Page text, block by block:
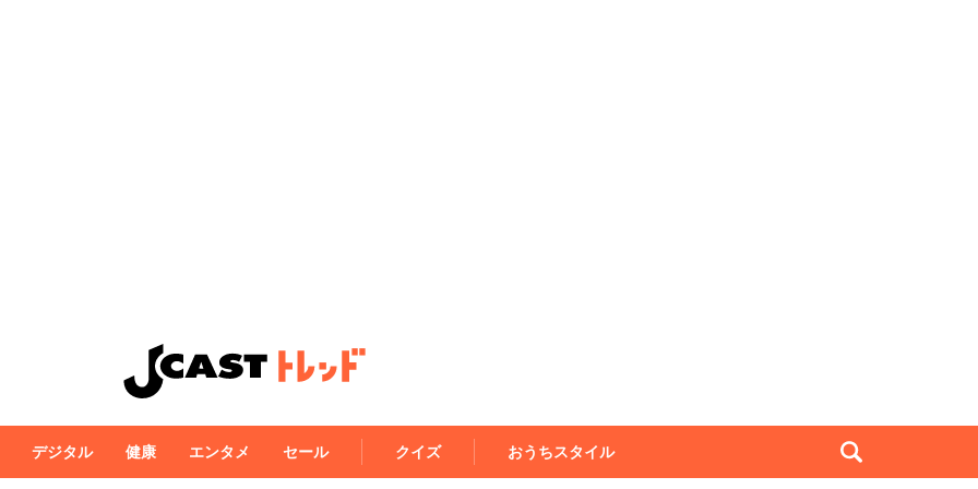
デジタル 健康 エンタメ セール クイズ おうちスタイル